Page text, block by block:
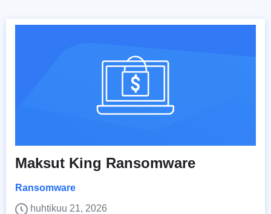
Maksut King Ransomware
Ransomware
huhtikuu 21, 2026